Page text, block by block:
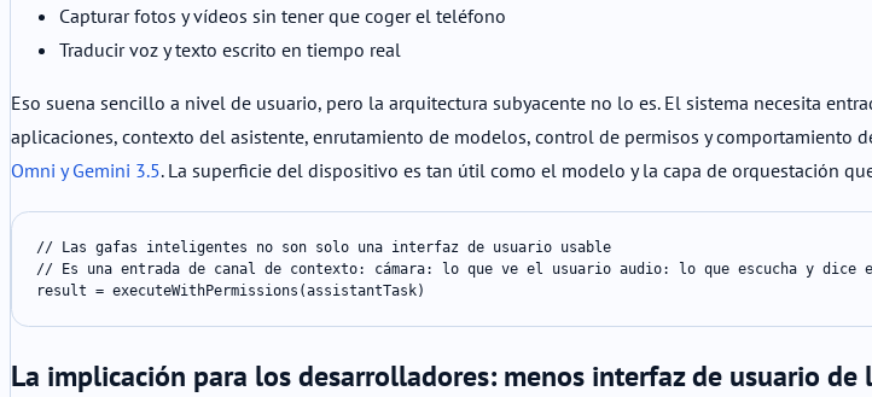
Capturar fotos y vídeos sin tener que coger el teléfono
Traducir voz y texto escrito en tiempo real
Eso suena sencillo a nivel de usuario, pero la arquitectura subyacente no lo es. El sistema necesita
aplicaciones, contexto del asistente, enrutamiento de modelos, control de permisos y comportamiento
Omni y Gemini 3.5. La superficie del dispositivo es tan útil como el modelo y la capa de orquestación
// Las gafas inteligentes no son solo una interfaz de usuario usable
// Es una entrada de canal de contexto: cámara: lo que ve el usuario audio: lo que escucha y
result = executeWithPermissions(assistantTask)
La implicación para los desarrolladores: menos interfaz de usuario